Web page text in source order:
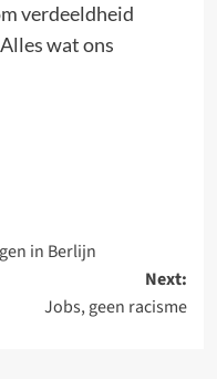
verdeeldheid
wat ons
in Berlijn
Next:
Jobs, geen racisme